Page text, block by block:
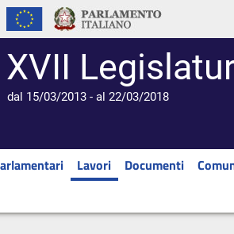
XVII
dal 15/03/2013 - al 22/03/2018
Lavori Documenti